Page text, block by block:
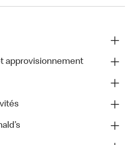
approvisionnement